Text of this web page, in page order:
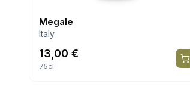
Megale
Italy
13,00 €
75cl